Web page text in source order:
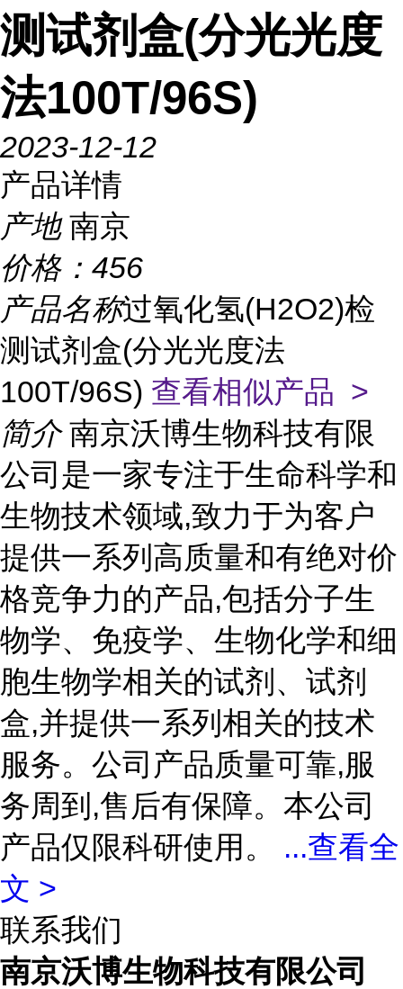
测试剂盒(分光光度
法100T/96S)
2023-12-12
产品详情
产地 南京
价格： 456
产品名称过氧化氢(H2O2)检
测试剂盒(分光光度法
100T/96S) 查看相似产品 >
简介 南京沃博生物科技有限
公司是一家专注于生命科学和
生物技术领域,致力于为客户
提供一系列高质量和有绝对价
格竞争力的产品,包括分子生
物学、免疫学、生物化学和细
胞生物学相关的试剂、试剂
盒,并提供一系列相关的技术
服务。公司产品质量可靠,服
务周到,售后有保障。本公司
产品仅限科研使用。 ...查看全
文 >
联系我们
南京沃博生物科技有限公司